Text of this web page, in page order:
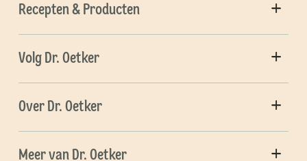
Recepten & Producten
Volg Dr. Oetker
Over Dr. Oetker
Meer van Dr. Oetker